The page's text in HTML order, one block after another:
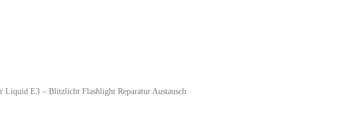
Liquid E3 – Blitzlicht Flashlight Reparatur Austausch